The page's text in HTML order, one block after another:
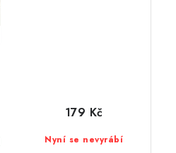
Nyní se nevyrábí
179 Kč